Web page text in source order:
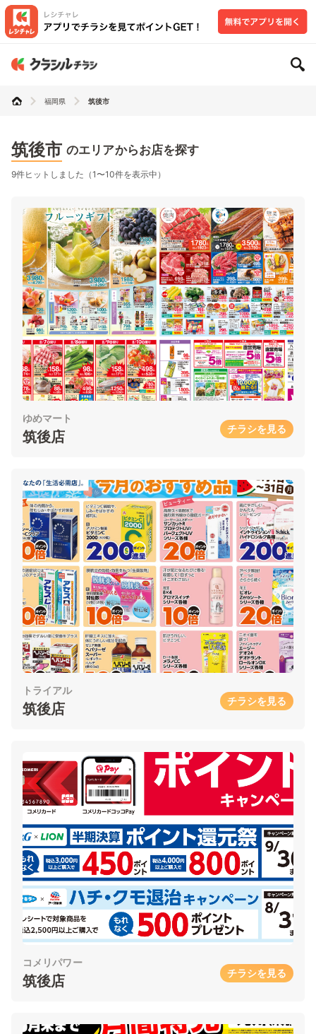
福岡県 筑後市
筑後市 のエリアからお店を探す
9件ヒットしました（1〜10件を表示中）
ゆめマート
筑後店 チラシを見る
トライアル
筑後店 チラシを見る
コメリパワー
筑後店 チラシを見る